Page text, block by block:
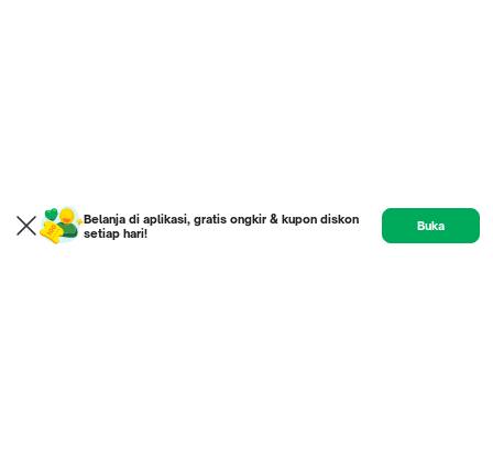
Belanja di aplikasi, gratis ongkir & kupon diskon
setiap hari!
Buka